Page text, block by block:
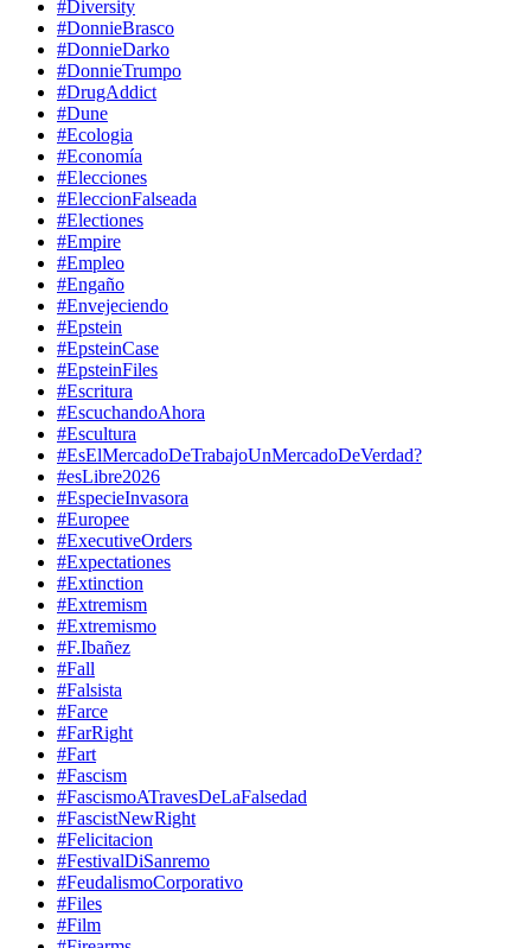
#Diversity
#DonnieBrasco
#DonnieDarko
#DonnieTrumpo
#DrugAddict
#Dune
#Ecologia
#Economía
#Elecciones
#EleccionFalseada
#Electiones
#Empire
#Empleo
#Engaño
#Envejeciendo
#Epstein
#EpsteinCase
#EpsteinFiles
#Escritura
#EscuchandoAhora
#Escultura
#EsElMercadoDeTrabajoUnMercadoDeVerdad?
#esLibre2026
#EspecieInvasora
#Europee
#ExecutiveOrders
#Expectationes
#Extinction
#Extremism
#Extremismo
#F.Ibañez
#Fall
#Falsista
#Farce
#FarRight
#Fart
#Fascism
#FascismoATravesDeLaFalsedad
#FascistNewRight
#Felicitacion
#FestivalDiSanremo
#FeudalismoCorporativo
#Files
#Film